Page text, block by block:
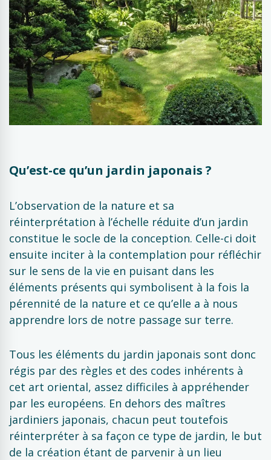
Qu’est-ce qu’un jardin japonais ?
L’observation de la nature et sa
réinterprétation à l’échelle réduite d’un jardin
constitue le socle de la conception. Celle-ci doit
ensuite inciter à la contemplation pour réfléchir
sur le sens de la vie en puisant dans les
éléments présents qui symbolisent à la fois la
pérennité de la nature et ce qu’elle a à nous
apprendre lors de notre passage sur terre.
Tous les éléments du jardin japonais sont donc
régis par des règles et des codes inhérents à
cet art oriental, assez difficiles à appréhender
par les européens. En dehors des maîtres
jardiniers japonais, chacun peut toutefois
réinterpréter à sa façon ce type de jardin, le but
de la création étant de parvenir à un lieu